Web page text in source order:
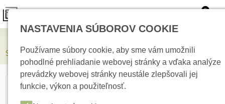
0
SATEL ER34615 Batéria 3,6 V do bezdrôtových sirén
NASTAVENIA SÚBOROV COOKIE
Používame súbory cookie, aby sme vám umožnili
pohodlné prehliadanie webovej stránky a vďaka analýze
prevádzky webovej stránky neustále zlepšovali jej
funkcie, výkon a použiteľnosť.